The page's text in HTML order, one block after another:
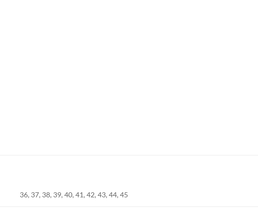
36, 37, 38, 39, 40, 41, 42, 43, 44, 45